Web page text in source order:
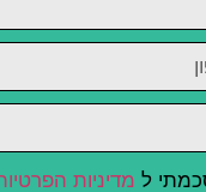
ל מדיניות